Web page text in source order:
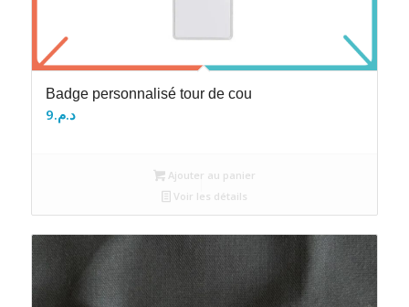
Badge personnalisé tour de cou
د.م.9
Ajouter au panier
Voir les détails